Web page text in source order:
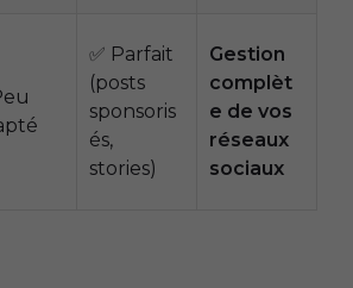
✅ Parfait
(posts
sponsoris
és,
stories)
Gestion
complèt
e de vos
réseaux
sociaux